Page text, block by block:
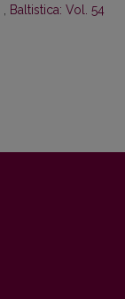
Baltistica: Vol. 54